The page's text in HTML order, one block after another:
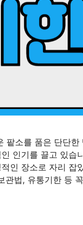
팥소를 품은 단단한
인기를 끌고 있습
인 장소로 자리 잡
관법, 유통기한 등